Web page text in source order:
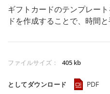
ギフトカードのテンプレー
ドを作成することで、時間
ファイルサイズ ： 405 kb
としてダウンロード PDF